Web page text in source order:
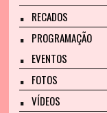
RECADOS
PROGRAMAÇÃO
EVENTOS
FOTOS
VÍDEOS